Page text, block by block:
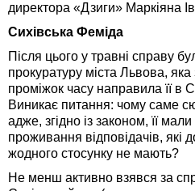
директора «Дзиги» Маркіяна
Сихівська Феміда
Після цього у травні справу
прокуратуру міста Львова,
проміжок часу направила її в
Виникає питання: чому саме
адже, згідно із законом, її
проживання відповідачів, які
жодного стосунку не мають?
Не менш активно взявся за